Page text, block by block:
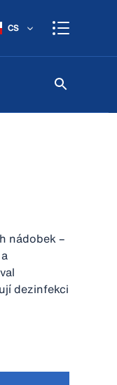
CS
nádobek –
dezinfekci